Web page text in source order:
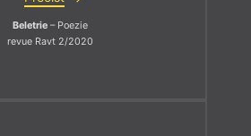
Beletrie – Poezie
revue Ravt 2/2020